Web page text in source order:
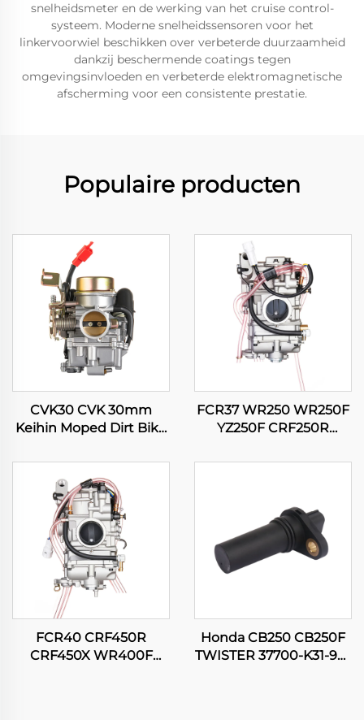
snelheidsmeter en de werking van het cruise control-
systeem. Moderne snelheidssensoren voor het
linkervoorwiel beschikken over verbeterde duurzaamheid
dankzij beschermende coatings tegen
omgevingsinvloeden en verbeterde elektromagnetische
afscherming voor een consistente prestatie.
Populaire producten
CVK30 CVK 30mm
Keihin Moped Dirt Bike
Scooter Motor
Carburateur
FCR37 WR250 WR250F
YZ250F CRF250R
KX250F Motorfiets
FCR40 CRF450R
CRF450X WR400F
Honda CB250 CB250F
TWISTER 37700-K31-901